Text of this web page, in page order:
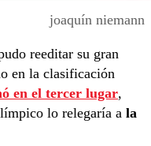
joaquín niemann
reeditar su gran
en la clasificación
en el tercer lugar,
lo relegaría a la